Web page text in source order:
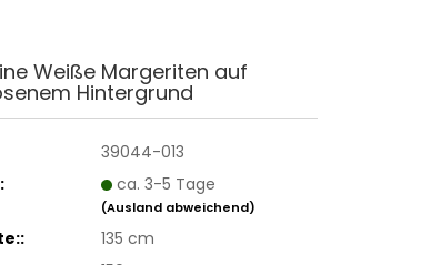
Anmeldung mit
Weiße Margeriten auf
Hintergrund
39044-013
ca. 3-5 Tage
(Ausland abweichend)
135 cm